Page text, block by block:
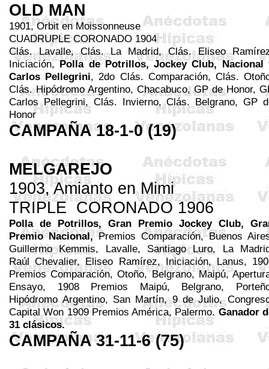
OLD MAN
1901,OrbitenMoissonneuse
CUADRUPLE CORONADO 1904
Clás.Lavalle, Clás.La Madrid, Clás. Eliseo
Iniciación,Polla de Potrillos, Jockey Club, Nacional
Carlos Pellegrini, 2do Clás. Comparación, Clás.
Clás. Hipódromo Argentino,Chacabuco, GP de Honor,
CarlosPellegrini, Clás. Invierno, Clás. Belgrano, GP
Honor
CAMPAÑA 18-1-0 (19)
MELGAREJO
1903, Amianto enMimi
TRIPLE CORONADO 1906
Polla de Potrillos, Gran Premio Jockey Club,
Premio Nacional,Premios Comparación, Buenos
GuillermoKemmis, Lavalle, SantiagoLuro, La
RaúlChevalier, Eliseo Ramírez, Iniciación,Lanus,
Premios Comparación, Otoño, Belgrano, Maipú,
Ensayo, 1908 Premios Maipú, Belgrano,
Hipódromo Argentino, San Martín, 9 de Julio,
Capital Won 1909 Premios América, Palermo. Ganador
31 clásicos.
CAMPAÑA 31-11-6 (75)